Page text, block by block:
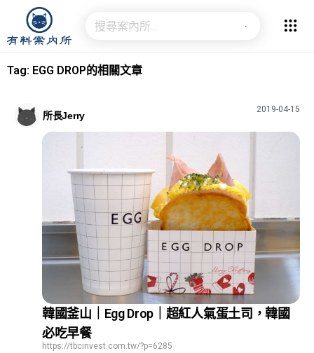
Tag: EGG DROP的相關文章
所長Jerry
2019-04-15
韓國釜山｜Egg Drop｜超紅人氣蛋土司，韓國
必吃早餐
https://tbcinvest.com.tw/?p=6285